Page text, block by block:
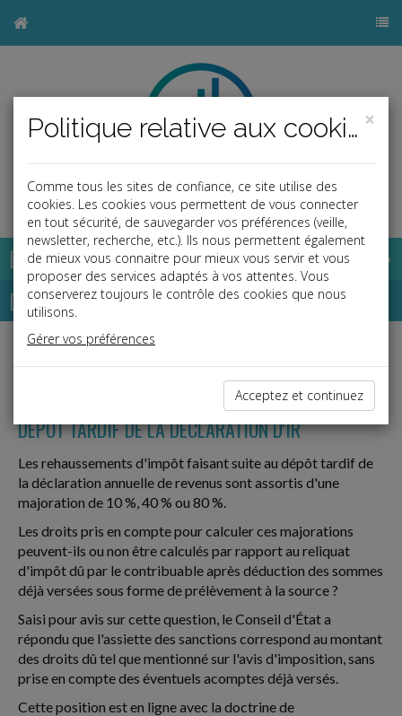
Base documentaire
Dépêches
DÉPÔT TARDIF DE LA DÉCLARATION D'IR
Les rehaussements d'impôt faisant suite au dépôt tardif de
la déclaration annuelle de revenus sont assortis d'une
majoration de 10 %, 40 % ou 80 %.
Les droits pris en compte pour calculer ces majorations
peuvent-ils ou non être calculés par rapport au reliquat
d'impôt dû par le contribuable après déduction des sommes
déjà versées sous forme de prélèvement à la source ?
Saisi pour avis sur cette question, le Conseil d'État a
répondu que l'assiette des sanctions correspond au montant
des droits dû tel que mentionné sur l'avis d'imposition, sans
prise en compte des éventuels acomptes déjà versés.
Cette position est en ligne avec la doctrine de
×
Politique relative aux cookies
Comme tous les sites de confiance, ce site utilise des
cookies. Les cookies vous permettent de vous connecter
en tout sécurité, de sauvegarder vos préférences (veille,
newsletter, recherche, etc.). Ils nous permettent également
de mieux vous connaitre pour mieux vous servir et vous
proposer des services adaptés à vos attentes. Vous
conserverez toujours le contrôle des cookies que nous
utilisons.
Gérer vos préférences
Acceptez et continuez